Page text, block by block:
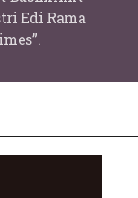
Edi Rama